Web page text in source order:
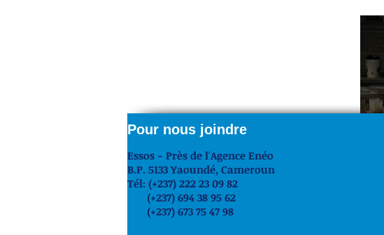
Pour nous joindre
Essos - Près de l'Agence Enéo
B.P. 5133 Yaoundé, Cameroun
Tél: (+237) 222 23 09 82
(+237) 694 38 95 62
(+237) 673 75 47 98